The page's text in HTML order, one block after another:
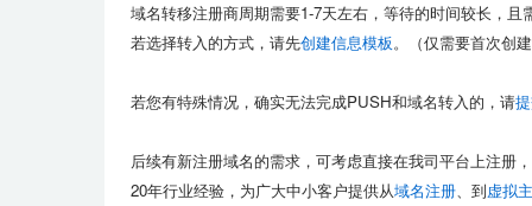
域名转移注册商周期需要1-7天左右，等待的时间较长，
若选择转入的方式，请先创建信息模板。（仅需要首次创
若您有特殊情况，确实无法完成PUSH和域名转入的，请
后续有新注册域名的需求，可考虑直接在我司平台上注册
20年行业经验，为广大中小客户提供从域名注册、到虚拟